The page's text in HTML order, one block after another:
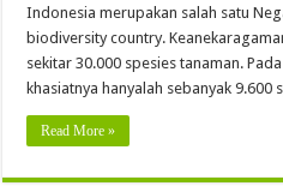
Indonesia merupakan salah satu
biodiversity country.
sekitar 30.000 spesies tanaman.
khasiatnya hanyalah sebanyak
Read More »